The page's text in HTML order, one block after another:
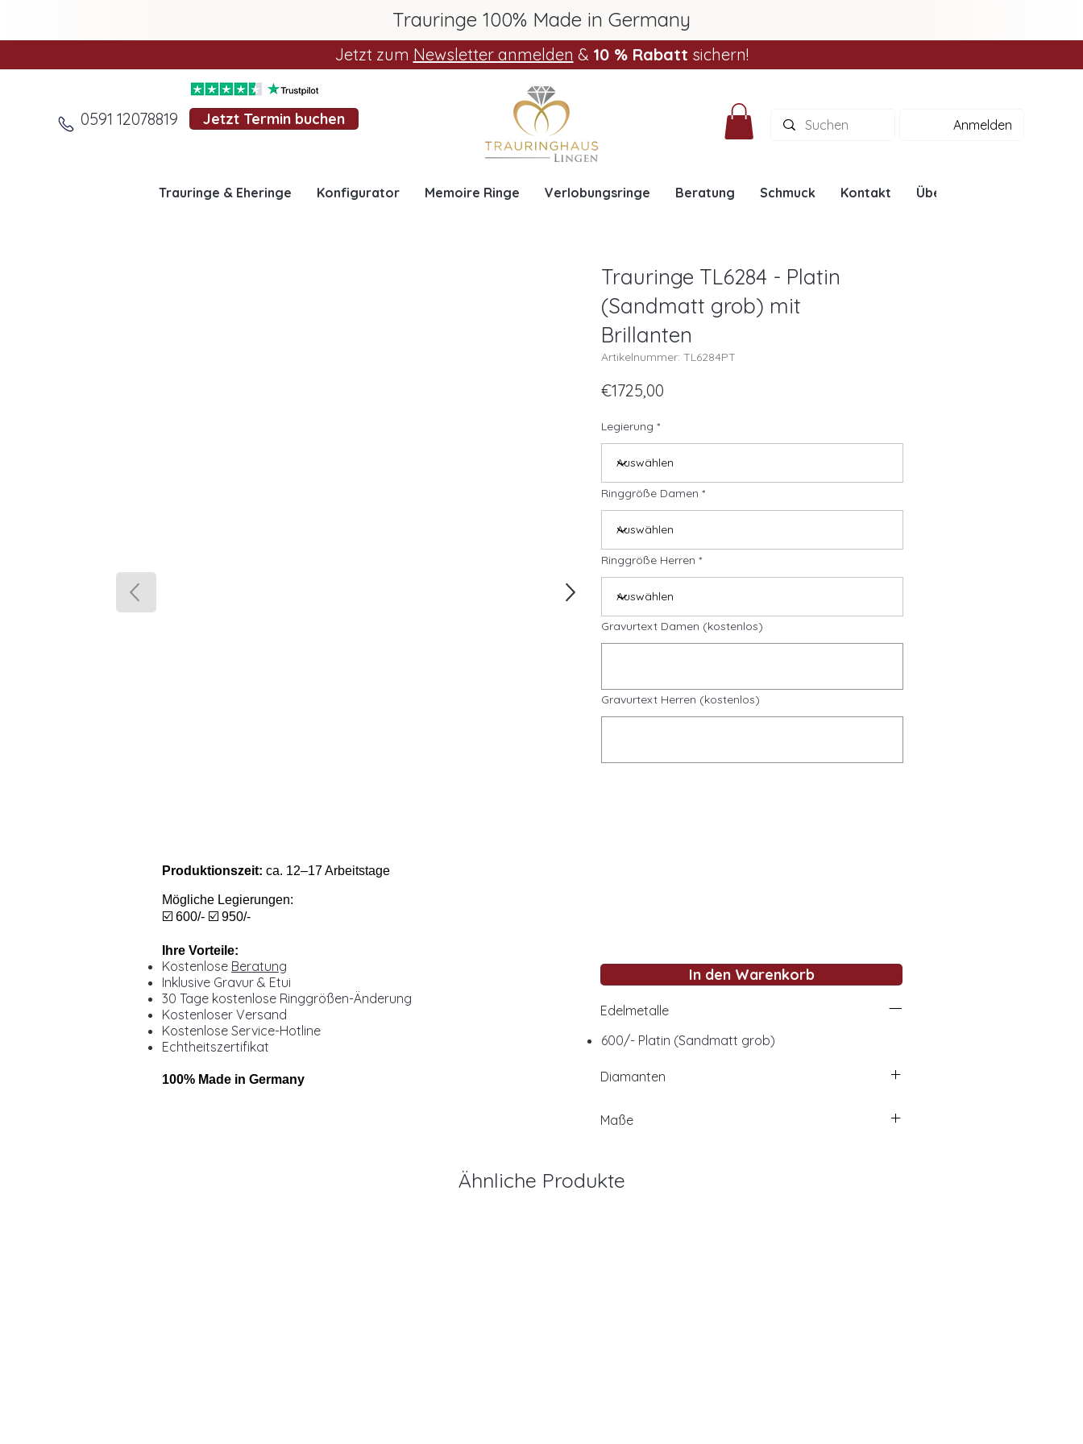
Trauringe 100% Made in Germany
Jetzt zum Newsletter anmelden & 10 % Rabatt sichern!
0591 12078819 Jetzt Termin buchen Anmelden
Trauringe & Eheringe Konfigurator Memoire Ringe Verlobungsringe Beratung Schmuck Kontakt Über uns
Produktionszeit: ca. 12–17 Arbeitstage
Mögliche Legierungen:
☑️ 600/- ☑️ 950/-
Ihre Vorteile:
Kostenlose Beratung
Inklusive Gravur & Etui
30 Tage kostenlose Ringgrößen-Änderung
Kostenloser Versand
Kostenlose Service-Hotline
Echtheitszertifikat
100% Made in Germany
Trauringe TL6284 - Platin
(Sandmatt grob) mit
Brillanten
Artikelnummer: TL6284PT
€1725,00
Legierung
Ringgröße Damen
Ringgröße Herren
Gravurtext Damen (kostenlos)
Gravurtext Herren (kostenlos)
In den Warenkorb
Edelmetalle
600/- Platin (Sandmatt grob)
Diamanten
Maße
Ähnliche Produkte